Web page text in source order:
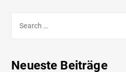
Neueste Beiträge